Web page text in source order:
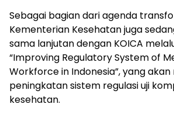
Sebagai bagian dari agenda
Kementerian Kesehatan juga
sama lanjutan dengan KOICA
“Improving Regulatory System of
Workforce in Indonesia”, yang
peningkatan sistem regulasi uji
kesehatan.